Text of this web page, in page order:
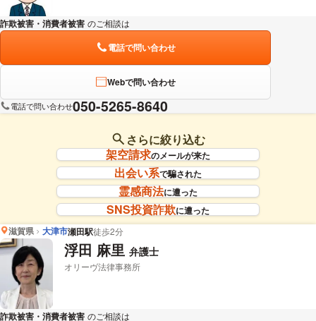
詐欺被害・消費者被害 のご相談は
電話で問い合わせ
Webで問い合わせ
電話で問い合わせ050-5265-8640
さらに絞り込む
架空請求のメールが来た
出会い系で騙された
霊感商法に遭った
SNS投資詐欺に遭った
滋賀県
大津市瀬田駅徒歩2分
浮田 麻里 弁護士
オリーヴ法律事務所
詐欺被害・消費者被害 のご相談は